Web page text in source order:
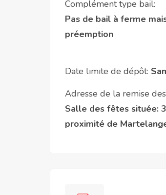
Complément type bail:
Pas de bail à ferme
préemption
Date limite de dépôt:
Adresse de la remise
Salle des fêtes située:
proximité de